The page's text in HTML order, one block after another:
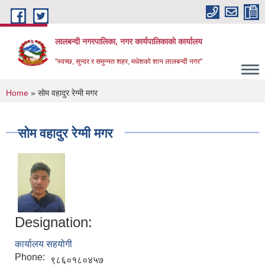
Skip to main content
लालबन्दी नगरपालिका, नगर कार्यपालिकाकाे कार्यालय
''स्वच्छ, सुन्दर र समुन्नत शहर, मधेशको शान लालबन्दी नगर''
You are here
Home » सोम वहादुर रेग्मी मगर
सोम वहादुर रेग्मी मगर
Designation:
कार्यालय सहयोगी
Phone:
९८६०१८०४५७